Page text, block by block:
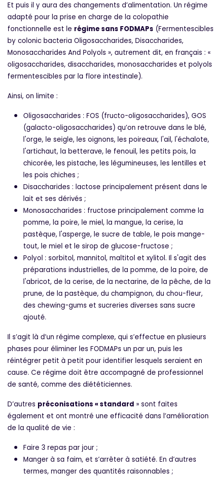
Et puis il y aura des changements d’alimentation. Un régime
adapté pour la prise en charge de la colopathie
fonctionnelle est le régime sans FODMAPs (Fermentescibles
by colonic bacteria Oligosaccharides, Disaccharides,
Monosaccharides And Polyols », autrement dit, en français : «
oligosaccharides, disaccharides, monosaccharides et polyols
fermentescibles par la flore intestinale).
Ainsi, on limite :
Oligosaccharides : FOS (fructo-oligosaccharides), GOS
(galacto-oligosaccharides) qu’on retrouve dans le blé,
l'orge, le seigle, les oignons, les poireaux, l'ail, l'échalote,
l'artichaut, la betterave, le fenouil, les petits pois, la
chicorée, les pistache, les légumineuses, les lentilles et
les pois chiches ;
Disaccharides : lactose principalement présent dans le
lait et ses dérivés ;
Monosaccharides : fructose principalement comme la
pomme, la poire, le miel, la mangue, la cerise, la
pastèque, l'asperge, le sucre de table, le pois mange-
tout, le miel et le sirop de glucose-fructose ;
Polyol : sorbitol, mannitol, maltitol et xylitol. Il s'agit des
préparations industrielles, de la pomme, de la poire, de
l'abricot, de la cerise, de la nectarine, de la pêche, de la
prune, de la pastèque, du champignon, du chou-fleur,
des chewing-gums et sucreries diverses sans sucre
ajouté.
Il s’agit là d’un régime complexe, qui s’effectue en plusieurs
phases pour éliminer les FODMAPs un par un, puis les
réintégrer petit à petit pour identifier lesquels seraient en
cause. Ce régime doit être accompagné de professionnel
de santé, comme des diététiciennes.
D’autres préconisations « standard » sont faites
également et ont montré une efficacité dans l’amélioration
de la qualité de vie :
Faire 3 repas par jour ;
Manger à sa faim, et s’arrêter à satiété. En d’autres
termes, manger des quantités raisonnables ;